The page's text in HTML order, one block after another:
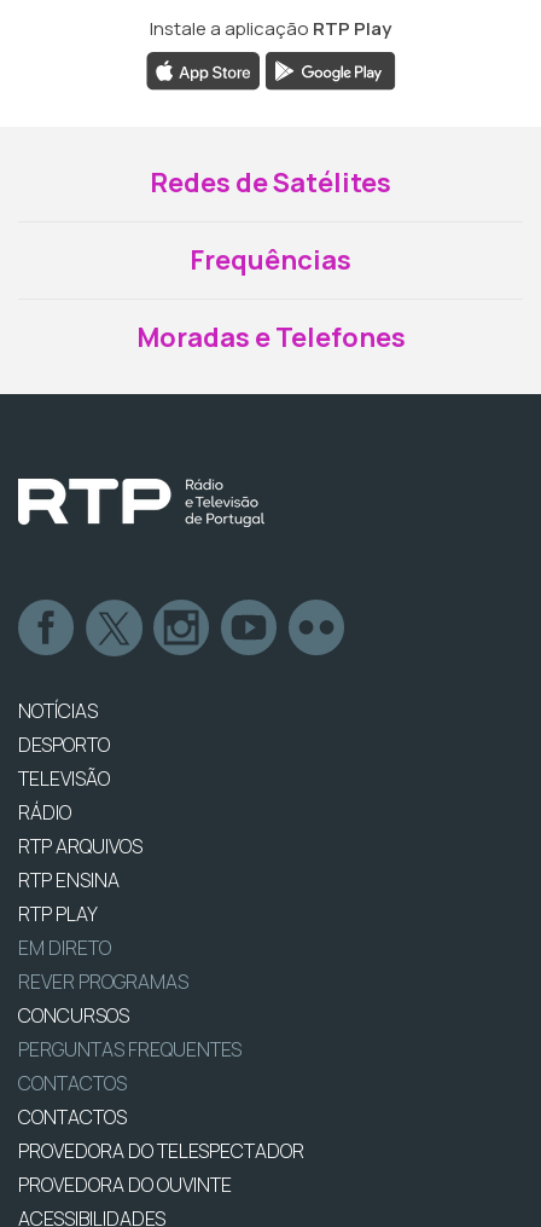
Instale a aplicação RTP Play
Redes de Satélites
Frequências
Moradas e Telefones
NOTÍCIAS
DESPORTO
TELEVISÃO
RÁDIO
RTP ARQUIVOS
RTP ENSINA
RTP PLAY
EM DIRETO
REVER PROGRAMAS
CONCURSOS
PERGUNTAS FREQUENTES
CONTACTOS
CONTACTOS
PROVEDORA DO TELESPECTADOR
PROVEDORA DO OUVINTE
ACESSIBILIDADES